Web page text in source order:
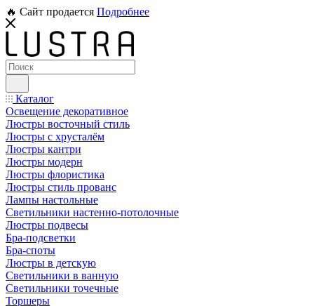
🔥 Сайт продается Подробнее
Каталог
Освещение декоративное
Люстры восточный стиль
Люстры с хрусталём
Люстры кантри
Люстры модерн
Люстры флористика
Люстры стиль прованс
Лампы настольные
Светильники настенно-потолочные
Люстры подвесы
Бра-подсветки
Бра-споты
Люстры в детскую
Светильники в ванную
Светильники точечные
Торшеры